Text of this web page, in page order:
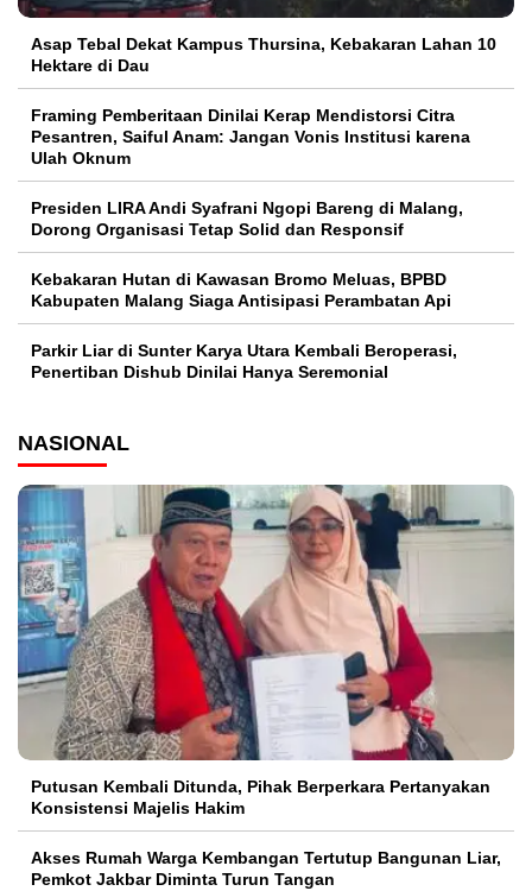
Asap Tebal Dekat Kampus Thursina, Kebakaran Lahan 10
Hektare di Dau
Framing Pemberitaan Dinilai Kerap Mendistorsi Citra
Pesantren, Saiful Anam: Jangan Vonis Institusi karena
Ulah Oknum
Presiden LIRA Andi Syafrani Ngopi Bareng di Malang,
Dorong Organisasi Tetap Solid dan Responsif
Kebakaran Hutan di Kawasan Bromo Meluas, BPBD
Kabupaten Malang Siaga Antisipasi Perambatan Api
Parkir Liar di Sunter Karya Utara Kembali Beroperasi,
Penertiban Dishub Dinilai Hanya Seremonial
NASIONAL
Putusan Kembali Ditunda, Pihak Berperkara Pertanyakan
Konsistensi Majelis Hakim
Akses Rumah Warga Kembangan Tertutup Bangunan Liar,
Pemkot Jakbar Diminta Turun Tangan